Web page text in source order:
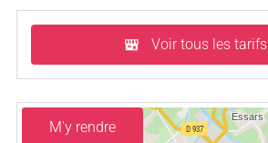
Voir tous les tarifs
M'y rendre